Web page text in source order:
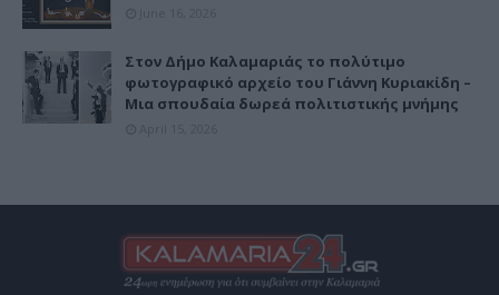
Στον Δήμο Καλαμαριάς το πολύτιμο
φωτογραφικό αρχείο του Γιάννη Κυριακίδη –
Μια σπουδαία δωρεά πολιτιστικής μνήμης